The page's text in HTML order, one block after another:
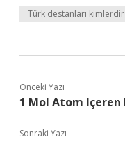
Türk destanları kimlerdir
Önceki Yazı
1 Mol Atom Içeren
Sonraki Yazı